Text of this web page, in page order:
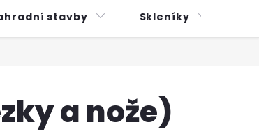
stavby Skleníky
a nože)